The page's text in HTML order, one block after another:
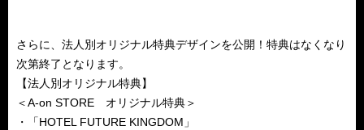
さらに、法人別オリジナル特典デザインを公開！特典はなくなり
次第終了となります。
【法人別オリジナル特典】
＜A-on STORE オリジナル特典＞
・「HOTEL FUTURE KINGDOM」